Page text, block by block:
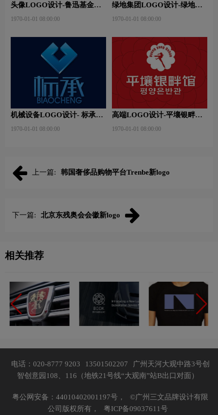
头像LOGO设计-鲁迅基金会
1970-01-01 08:00:00
绿地集团LOGO设计-绿地集
1970-01-01 08:00:00
机械设备LOGO设计- 标承机
1970-01-01 08:00:00
高端LOGO设计-平壤银畔馆
1970-01-01 08:00:00
上一篇: 韩国奢侈品购物平台Trenbe新logo
下一篇: 北京东残奥会会徽新logo
相关推荐
电话：020-8777 9203 13501502207
广州天河大观中路3号创
智创意园108、116（地铁21号线“大观南”站B出口对面）
粤公网安备：44010402001197号，
©广州三文品牌设计有限
公司版权所有，
粤ICP备09037611号